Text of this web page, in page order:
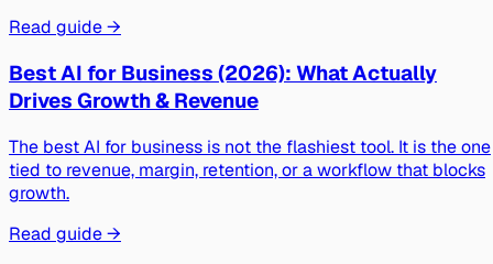
Read guide →
Best AI for Business (2026): What Actually
Drives Growth & Revenue
The best AI for business is not the flashiest tool. It is the one
tied to revenue, margin, retention, or a workflow that blocks
growth.
Read guide →